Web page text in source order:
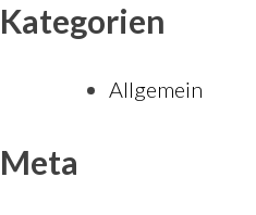
Kategorien
Allgemein
Meta